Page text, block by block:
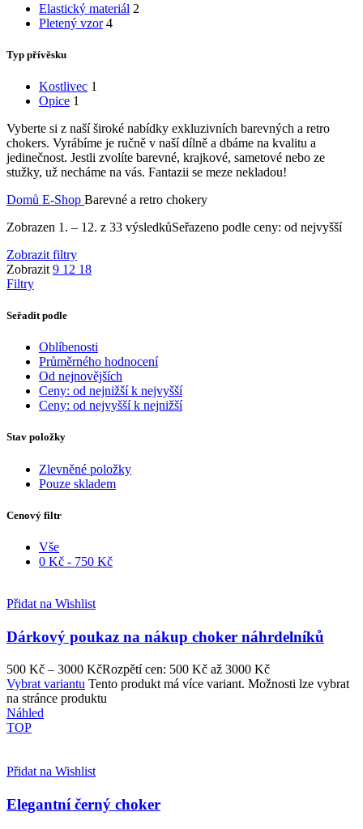
Elastický materiál 2
Pletený vzor 4
Typ přívěsku
Kostlivec 1
Opice 1
Vyberte si z naší široké nabídky exkluzivních barevných a retro
chokers. Vyrábíme je ručně v naší dílně a dbáme na kvalitu a
jedinečnost. Jestli zvolíte barevné, krajkové, sametové nebo ze
stužky, už necháme na vás. Fantazii se meze nekladou!
Domů E-Shop Barevné a retro chokery
Zobrazen 1. – 12. z 33 výsledkůSeřazeno podle ceny: od nejvyšší
Zobrazit filtry
Zobrazit 9 12 18
Filtry
Seřadit podle
Oblíbenosti
Průměrného hodnocení
Od nejnovějších
Ceny: od nejnižší k nejvyšší
Ceny: od nejvyšší k nejnižší
Stav položky
Zlevněné položky
Pouze skladem
Cenový filtr
Vše
0 Kč - 750 Kč
Přidat na Wishlist
Dárkový poukaz na nákup choker náhrdelníků
500 Kč – 3000 KčRozpětí cen: 500 Kč až 3000 Kč
Vybrat variantu Tento produkt má více variant. Možnosti lze vybrat
na stránce produktu
Náhled
TOP
Přidat na Wishlist
Elegantní černý choker